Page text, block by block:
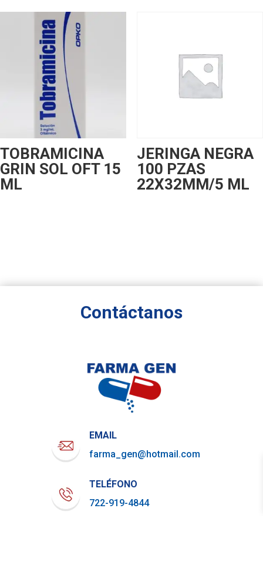
TOBRAMICINA
GRIN SOL OFT 15
ML
JERINGA NEGRA
100 PZAS
22X32MM/5 ML
Contáctanos
EMAIL
farma_gen@hotmail.com
TELÉFONO
722-919-4844